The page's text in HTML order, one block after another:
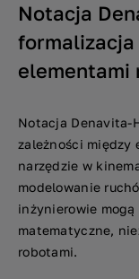
Notacja
elementami
Notacja Denavita-
zależności między
narzędzie w
modelowanie
inżynierowie
matematyczne,
robotami.